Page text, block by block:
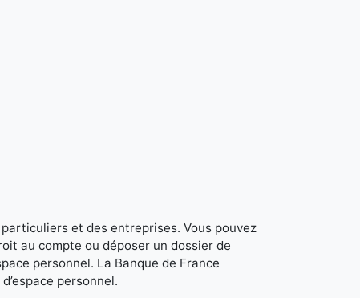
et des entreprises. Vous pouvez
au compte ou déposer un dossier de
personnel. La Banque de France
personnel.